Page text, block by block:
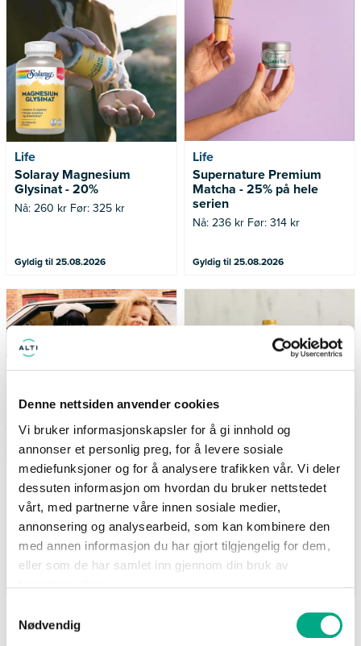
Denne nettsiden anvender cookies
Vi bruker informasjonskapsler for å gi innhold og
annonser et personlig preg, for å levere sosiale
mediefunksjoner og for å analysere trafikken vår. Vi deler
dessuten informasjon om hvordan du bruker nettstedet
vårt, med partnerne våre innen sosiale medier,
annonsering og analysearbeid, som kan kombinere den
med annen informasjon du har gjort tilgjengelig for dem,
eller som de har samlet inn gjennom din bruk av
Nødvendig
Life
Solaray Magnesium
Glysinat - 20%
Nå: 260 kr Før: 325 kr
Gyldig til 25.08.2026
Life
Supernature Premium
Matcha - 25% på hele
serien
Nå: 236 kr Før: 314 kr
Gyldig til 25.08.2026
Kappahl
Medlemstilbud: 3 for 2 på
barnevarer
(gjelder ikke Newbie) Tilbudet
gjelder i perioden 7.8-17.8
(gjelder ikke Newbie) Tilbudet
gjelder i perioden 7.8-17.8
Life
Supernature MCT-olje
500ml - 25% på hele
serien
Nå: 247 kr Før: 329 kr